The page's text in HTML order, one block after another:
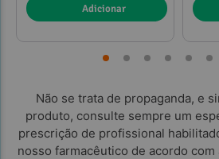
Adicionar
Não se trata de propaganda, e
produto, consulte sempre um
prescrição de profissional
nosso farmacêutico de acordo